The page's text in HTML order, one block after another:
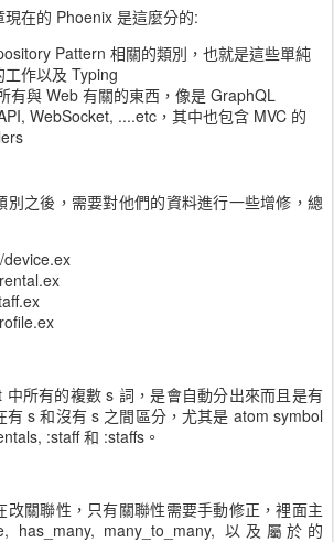
在的 Phoenix 是這麼分的:
Pattern 相關的類別，也就是這些單純
作以及 Typing
有與 Web 有關的東西，像是 GraphQL
WebSocket, ....etc，其中也包含 MVC 的
別之後，需要對他們的資料進行一些增修，總
中所有的複數 s 詞，是會自動分出來而且是有
有 s 和沒有 s 之間區分，尤其是 atom symbol
:staff 和 :staffs。
改關聯性，只有關聯性需要手動修正，裡面主
many_to_many, 以及屬於的